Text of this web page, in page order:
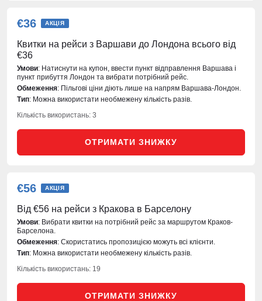
€36 АКЦІЯ
Квитки на рейси з Варшави до Лондона всього від
€36
Умови: Натиснути на купон, ввести пункт відправлення Варшава і
пункт прибуття Лондон та вибрати потрібний рейс.
Обмеження: Пільгові ціни діють лише на напрям Варшава-Лондон.
Тип: Можна використати необмежену кількість разів.
Кількість використань: 3
ОТРИМАТИ ЗНИЖКУ
€56 АКЦІЯ
Від €56 на рейси з Кракова в Барселону
Умови: Вибрати квитки на потрібний рейс за маршрутом Краков-
Барселона.
Обмеження: Скористатись пропозицією можуть всі клієнти.
Тип: Можна використати необмежену кількість разів.
Кількість використань: 19
ОТРИМАТИ ЗНИЖКУ